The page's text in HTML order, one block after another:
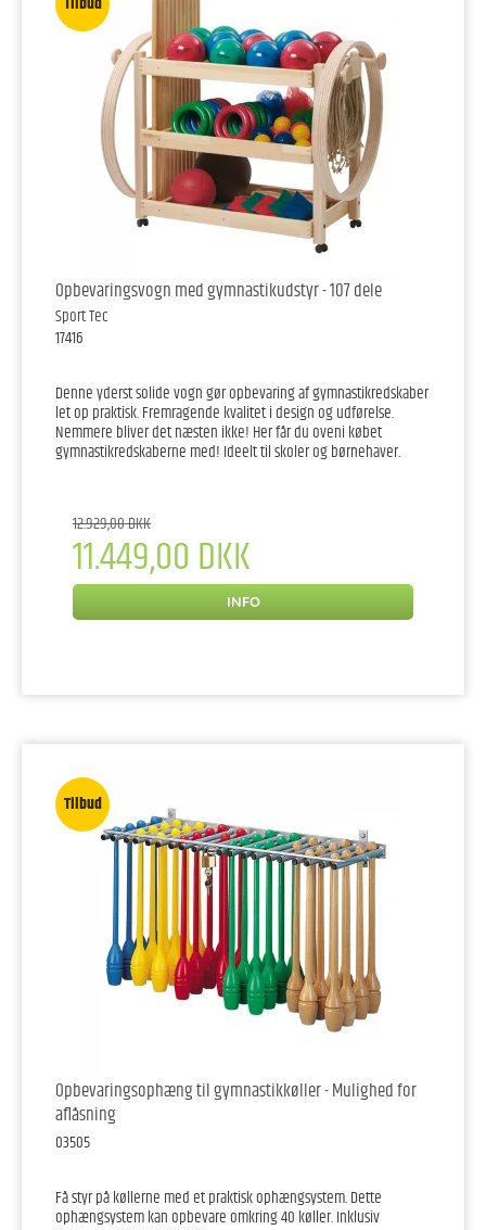
Opbevaringsvogn med gymnastikudstyr - 107 dele
Sport Tec
17416
Denne yderst solide vogn gør opbevaring af gymnastikredskaber
let op praktisk. Fremragende kvalitet i design og udførelse.
Nemmere bliver det næsten ikke! Her får du oveni købet
gymnastikredskaberne med! Ideelt til skoler og børnehaver.
12.929,00 DKK
11.449,00 DKK
INFO
Tilbud
Opbevaringsophæng til gymnastikkøller - Mulighed for
aflåsning
03505
Få styr på køllerne med et praktisk ophængsystem. Dette
ophængsystem kan opbevare omkring 40 køller. Inklusiv